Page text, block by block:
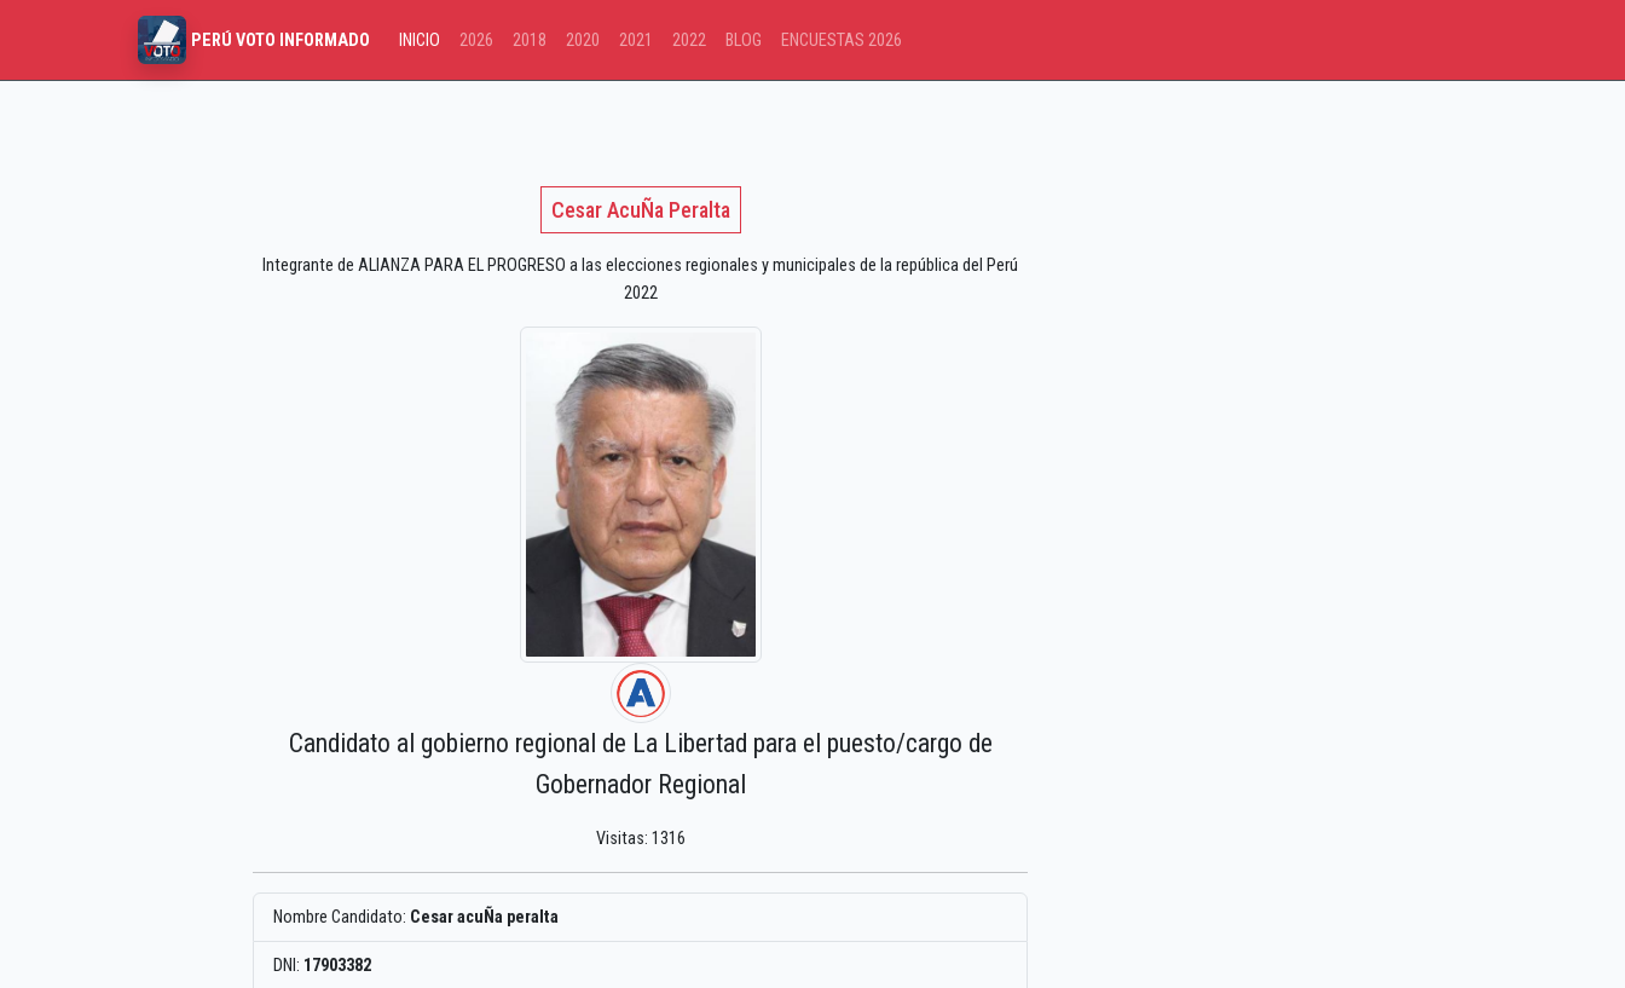
PERÚ VOTO INFORMADO INICIO 2026 2018 2020 2021 2022 BLOG ENCUESTAS 2026
Cesar AcuÑa Peralta
Integrante de ALIANZA PARA EL PROGRESO a las elecciones regionales y municipales de la república del Perú
2022
Candidato al gobierno regional de La Libertad para el puesto/cargo de
Gobernador Regional
Visitas: 1316
Nombre Candidato: Cesar acuÑa peralta
DNI: 17903382